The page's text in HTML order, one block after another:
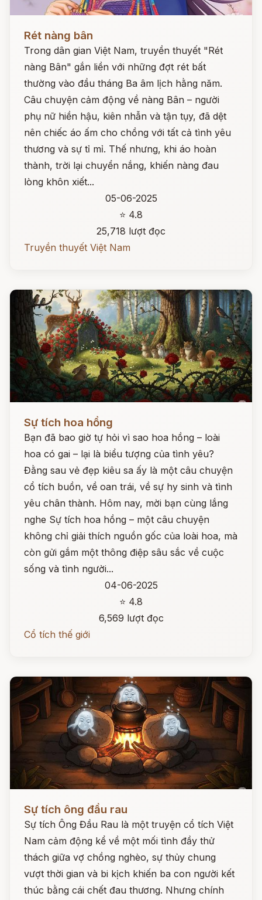
Rét nàng bân
Trong dân gian Việt Nam, truyền thuyết "Rét
nàng Bân" gắn liền với những đợt rét bất
thường vào đầu tháng Ba âm lịch hằng năm.
Câu chuyện cảm động về nàng Bân – người
phụ nữ hiền hậu, kiên nhẫn và tận tụy, đã dệt
nên chiếc áo ấm cho chồng với tất cả tình yêu
thương và sự tỉ mỉ. Thế nhưng, khi áo hoàn
thành, trời lại chuyển nắng, khiến nàng đau
lòng khôn xiết...
05-06-2025
⭐ 4.8
25,718 lượt đọc
Truyền thuyết Việt Nam
Sự tích hoa hồng
Bạn đã bao giờ tự hỏi vì sao hoa hồng – loài
hoa có gai – lại là biểu tượng của tình yêu?
Đằng sau vẻ đẹp kiêu sa ấy là một câu chuyện
cổ tích buồn, về oan trái, về sự hy sinh và tình
yêu chân thành. Hôm nay, mời bạn cùng lắng
nghe Sự tích hoa hồng – một câu chuyện
không chỉ giải thích nguồn gốc của loài hoa, mà
còn gửi gắm một thông điệp sâu sắc về cuộc
sống và tình người...
04-06-2025
⭐ 4.8
6,569 lượt đọc
Cổ tích thế giới
Sự tích ông đầu rau
Sự tích Ông Đầu Rau là một truyện cổ tích Việt
Nam cảm động kể về một mối tình đầy thử
thách giữa vợ chồng nghèo, sự thủy chung
vượt thời gian và bi kịch khiến ba con người kết
thúc bằng cái chết đau thương. Nhưng chính